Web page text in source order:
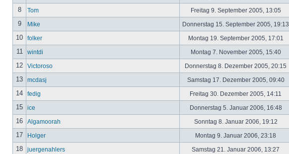
8
Tom Freitag 9. September 2005, 13:05
9
Mike Donnerstag 15. September 2005, 19:13
10
folker Montag 19. September 2005, 17:01
11
wintdi Montag 7. November 2005, 15:40
12
Victoroso Donnerstag 8. Dezember 2005, 20:15
13
mcdasj Samstag 17. Dezember 2005, 09:40
14
fedig Freitag 30. Dezember 2005, 14:11
15
ice Donnerstag 5. Januar 2006, 16:48
16
Algamoorah Sonntag 8. Januar 2006, 19:12
17
Holger Montag 9. Januar 2006, 23:18
18
juergenahlers Samstag 21. Januar 2006, 13:27